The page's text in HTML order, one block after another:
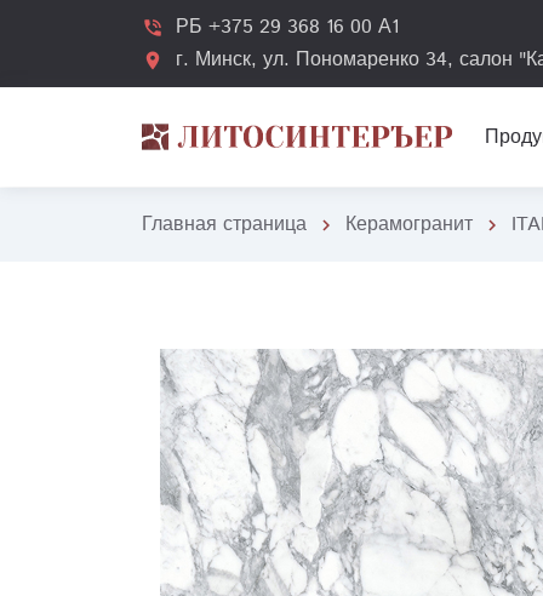
phone_in_talk РБ +375 29 368 16 00 А1
location_on г. Минск, ул. Пономаренко 34, салон
Главная страница chevron_right Керамогранит chevron_right